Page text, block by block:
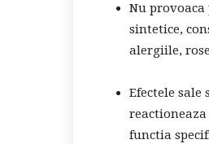
Nu
sintetice,
alergiile,
Efectele
functia